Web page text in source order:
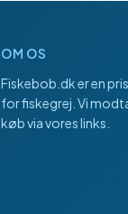
OM OS
Fiskebob.dker en
for fiskegrej. Vi
køb via vores links.